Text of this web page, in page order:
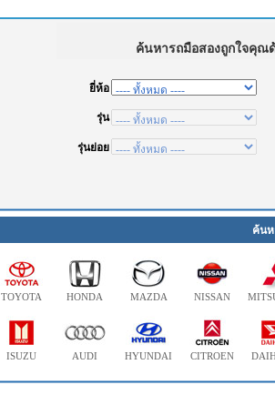
ค้น
TOYOTA HONDA MAZDA NISSAN
ISUZU AUDI HYUNDAI CITROEN